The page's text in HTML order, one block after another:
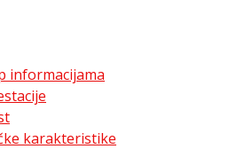
informacijama
karakteristike